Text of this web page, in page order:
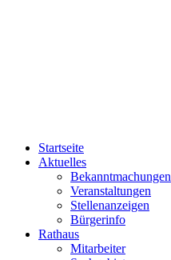
Startseite
Aktuelles
Bekanntmachungen
Veranstaltungen
Stellenanzeigen
Bürgerinfo
Rathaus
Mitarbeiter